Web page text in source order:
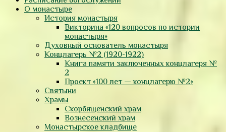
О монастыре
История монастыря
Викторина «120 вопросов по истории
монастыря»
Духовный основатель монастыря
Концлагерь №2 (1920-1922)
Книга памяти заключенных концлагеря №
2
Проект «100 лет — концлагерю №2»
Святыни
Храмы
Скорбященский храм
Вознесенский храм
Монастырское кладбище